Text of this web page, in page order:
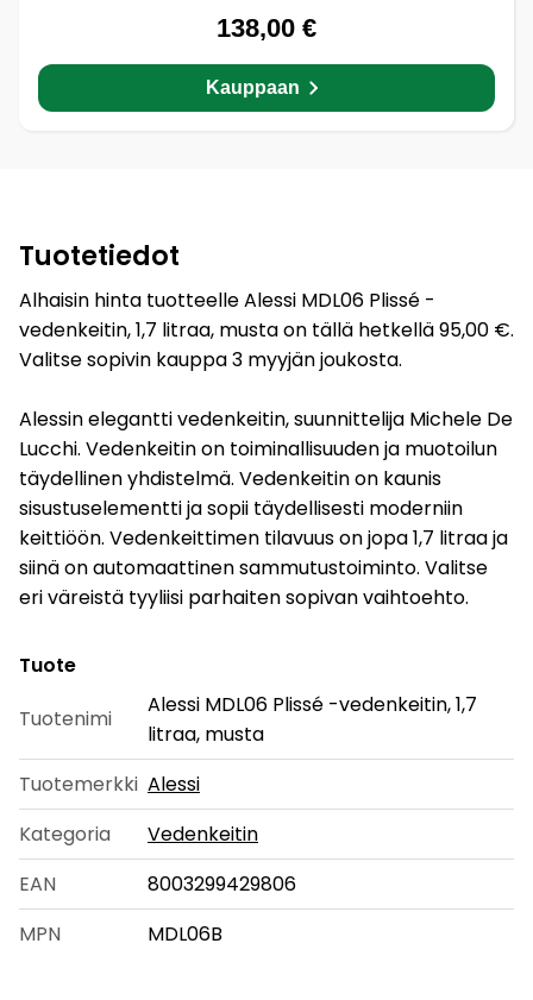
138,00 €
Kauppaan
Tuotetiedot
Alhaisin hinta tuotteelle Alessi MDL06 Plissé -
vedenkeitin, 1,7 litraa, musta on tällä hetkellä 95,00 €.
Valitse sopivin kauppa 3 myyjän joukosta.
Alessin elegantti vedenkeitin, suunnittelija Michele De
Lucchi. Vedenkeitin on toiminallisuuden ja muotoilun
täydellinen yhdistelmä. Vedenkeitin on kaunis
sisustuselementti ja sopii täydellisesti moderniin
keittiöön. Vedenkeittimen tilavuus on jopa 1,7 litraa ja
siinä on automaattinen sammutustoiminto. Valitse
eri väreistä tyyliisi parhaiten sopivan vaihtoehto.
Tuote
Tuotenimi
Alessi MDL06 Plissé -vedenkeitin, 1,7
litraa, musta
Tuotemerkki Alessi
Kategoria
Vedenkeitin
EAN
8003299429806
MPN
MDL06B